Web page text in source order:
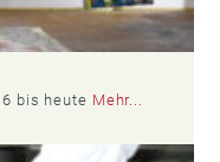
bis heute Mehr...